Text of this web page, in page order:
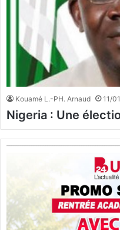
Kouamé L.-PH. Arnaud 11/
Nigeria : Une